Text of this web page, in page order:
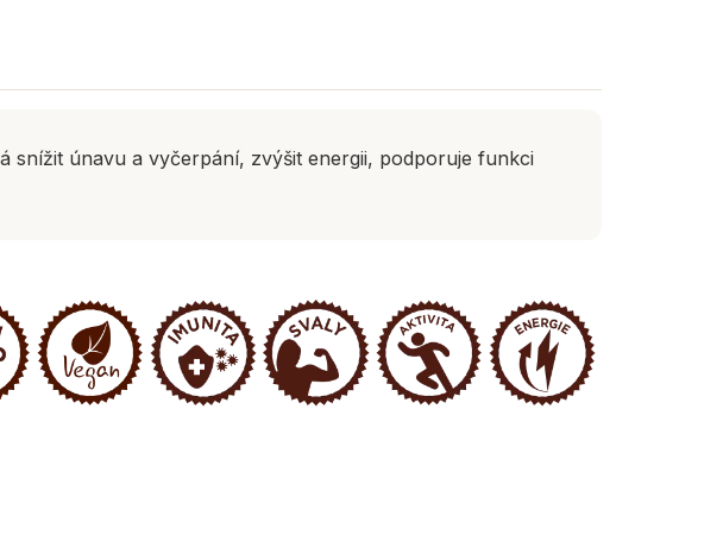
snížit únavu a vyčerpání, zvýšit energii, podporuje funkci